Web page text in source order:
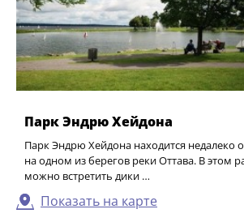
Парк Эндрю Хейдона
Парк Эндрю Хейдона находится недалеко
на одном из берегов реки Оттава. В этом
можно встретить дики …
Показать на карте